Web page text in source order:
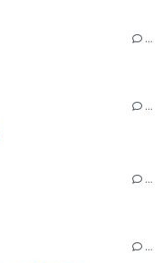
…
…
…
…